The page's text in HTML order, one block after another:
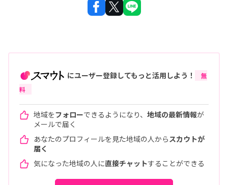
にユーザー登録してもっと活用しよう！
無
料
地域をフォローできるようになり、 地域の最新情報が
メールで届く
あなたのプロフィールを見た地域の人から スカウトが
届く
気になった地域の人に直接チャットすることができる